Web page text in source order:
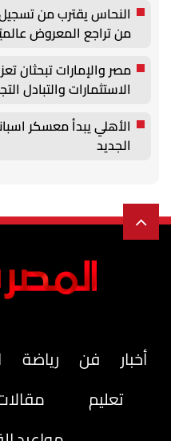
النحاس يقترب من
من تراجع المعروض
مصر والإمارات تبحثان
الاستثمارات والتبادل
الأهلي يبدأ معسكر
الجديد
أخبار فن رياضة
تعليم